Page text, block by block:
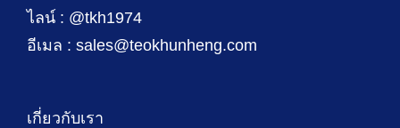
ไลน์ : @tkh1974
อีเมล : sales@teokhunheng.com
เกี่ยวกับเรา